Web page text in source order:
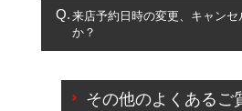
複数サービスのご予約は可能で
一部の商品・サービスの組み合わせ
出来ないものもございます。
来店予約日時の変更、キャンセ
か？
ご来店予約日の3営業日前を過
その他のよくあるご